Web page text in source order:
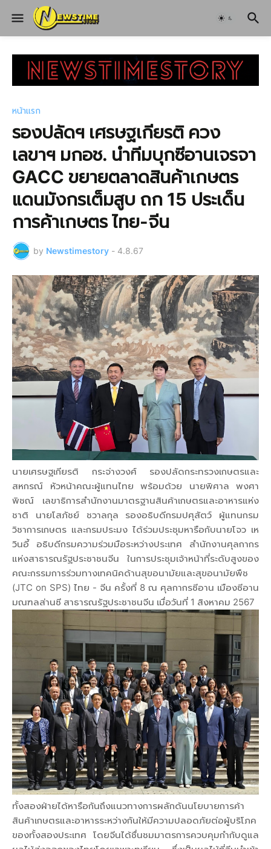
หน้าแรก
รองปลัดฯ เศรษฐเกียรติ ควง
เลขาฯ มกอช. นำทีมบุกซีอานเจรจา
GACC ขยายตลาดสินค้าเกษตร
แดนมังกรเต็มสูบ ถก 15 ประเด็น
การค้าเกษตร ไทย-จีน
by Newstimestory - 4.8.67
นายเศรษฐเกียรติ กระจ่างวงศ์ รองปลัดกระทรวงเกษตรและ
สหกรณ์ หัวหน้าคณะผู้แทนไทย พร้อมด้วย นายพิศาล พงศา
พิชณ์ เลขาธิการสำนักงานมาตรฐานสินค้าเกษตรและอาหารแห่ง
ชาติ นายโสภัชย์ ชวาลกุล รองอธิบดีกรมปศุสัตว์ ผู้แทนกรม
วิชาการเกษตร และกรมประมง ได้ร่วมประชุมหารือกับนายโจว เห
วินอี้ อธิบดีกรมความร่วมมือระหว่างประเทศ สำนักงานศุลกากร
แห่งสาธารณรัฐประชาชนจีน ในการประชุมเจ้าหน้าที่ระดับสูงของ
คณะกรรมการร่วมทางเทคนิคด้านสุขอนามัยและสุขอนามัยพืช
(JTC on SPS) ไทย - จีน ครั้งที่ 8 ณ ศุลกากรซีอาน เมืองซีอาน
มณฑลส่านซี สาธารณรัฐประชาชนจีน เมื่อวันที่ 1 สิงหาคม 2567
ทั้งสองฝ่ายได้หารือกันถึงแนวทางการผลักดันนโยบายการค้า
สินค้าเกษตรและอาหารระหว่างกันให้มีความปลอดภัยต่อผู้บริโภค
ของทั้งสองประเทศ โดยจีนได้ชื่นชมมาตรการควบคุมกำกับดูแล